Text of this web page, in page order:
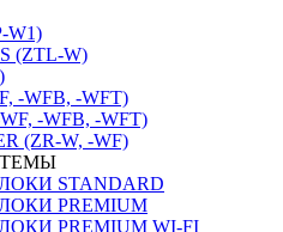
W1)
(ZTL-W)
-WFB, -WFT)
-WFB, -WFT)
(ZR-W, -WF)
STANDARD
PREMIUM
PREMIUM WI-FI